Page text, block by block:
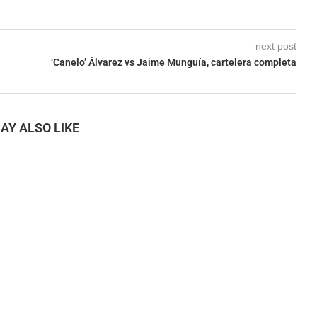
next post
‘Canelo’ Álvarez vs Jaime Munguía, cartelera completa
ALSO LIKE